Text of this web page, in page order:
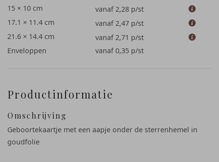
15 × 10 cm
vanaf 2,28 p/st
17.1 × 11.4 cm
vanaf 2,47 p/st
21.6 × 14.4 cm
vanaf 2,71 p/st
Enveloppen
vanaf 0,35 p/st
Productinformatie
Omschrijving
Geboortekaartje met een aapje onder de sterrenhemel in
goudfolie